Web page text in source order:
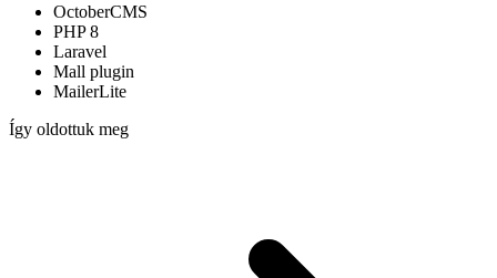
OctoberCMS
PHP 8
Laravel
Mall plugin
MailerLite
Így oldottuk meg